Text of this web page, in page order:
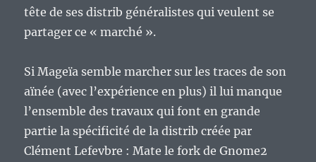
tête de ses distrib généralistes qui veulent se
partager ce « marché ».
Si Mageïa semble marcher sur les traces de son
aïnée (avec l’expérience en plus) il lui manque
l’ensemble des travaux qui font en grande
partie la spécificité de la distrib créée par
Clément Lefevbre : Mate le fork de Gnome2